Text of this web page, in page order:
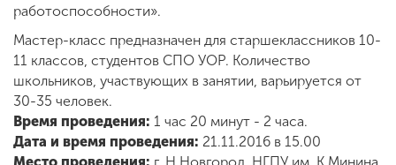
комиссия
+7 (831) 262-26-20
работоспособности».
Мастер-класс предназначен для старшеклассников 10-
11 классов, студентов СПО УОР. Количество
школьников, участвующих в занятии, варьируется от
30-35 человек.
Время проведения: 1 час 20 минут - 2 часа.
Дата и время проведения: 21.11.2016 в 15.00